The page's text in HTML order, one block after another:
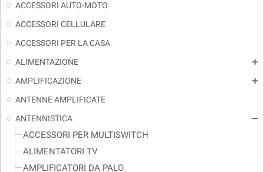
ACCESSORI AUTO-MOTO
ACCESSORI CELLULARE
ACCESSORI PER LA CASA
ALIMENTAZIONE
add
AMPLIFICAZIONE add
ANTENNE AMPLIFICATE
ANTENNISTICA
remove
ACCESSORI PER MULTISWITCH
ALIMENTATORI TV
AMPLIFICATORI DA PALO